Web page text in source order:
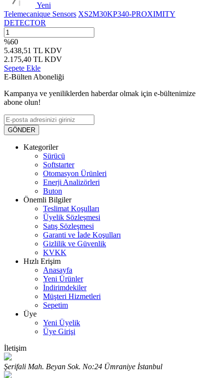
Yeni
Telemecanique Sensors XS2M30KP340-PROXIMITY
DETECTOR
%60
5.438,51 TL KDV
2.175,40 TL KDV
Sepete Ekle
E-Bülten Aboneliği
Kampanya ve yeniliklerden haberdar olmak için e-bültenimize
abone olun!
GÖNDER
Kategoriler
Sürücü
Softstarter
Otomasyon Ürünleri
Enerji Analizörleri
Buton
Önemli Bilgiler
Teslimat Koşulları
Üyelik Sözleşmesi
Satış Sözleşmesi
Garanti ve İade Koşulları
Gizlilik ve Güvenlik
KVKK
Hızlı Erişim
Anasayfa
Yeni Ürünler
İndirimdekiler
Müşteri Hizmetleri
Sepetim
Üye
Yeni Üyelik
Üye Girişi
İletişim
Şerifali Mah. Beyan Sok. No:24 Ümraniye İstanbul